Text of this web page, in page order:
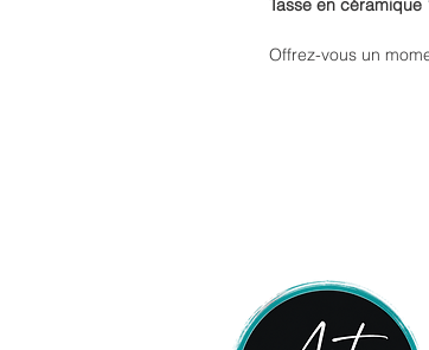
Tasse en
Offrez-vous un
Grâce à sa finition
facilement à tous
Entretien facile :
de profiter de vos